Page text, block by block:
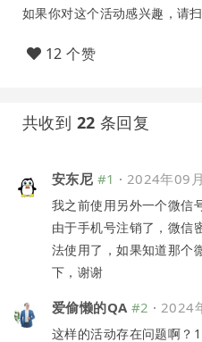
如果你对这个活动感兴趣，请
12 个赞
共收到 22 条回复
安东尼 #1 · 2024年09
我之前使用另外一个微信
由于手机号注销了，微信
法使用了，如果知道那个
下，谢谢
爱偷懒的QA #2 · 2024
这样的活动存在问题啊？